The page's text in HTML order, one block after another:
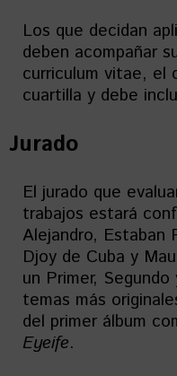
Los que decidan
deben acompañar
curriculum vitae, el
cuartilla y debe
Jurado
El jurado que
trabajos estará
Alejandro, Estaban
Djoy de Cuba y
un Primer,
temas más
del primer álbum
Eyeife.